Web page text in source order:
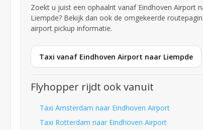
Zoekt u juist een ophaalrit vanaf Eindhoven Airport
Liempde? Bekijk dan ook de omgekeerde
airport pickup informatie.
Taxi vanaf Eindhoven Airport naar Liempde
Flyhopper rijdt ook vanuit
Taxi Amsterdam naar Eindhoven Airport
Taxi Rotterdam naar Eindhoven Airport